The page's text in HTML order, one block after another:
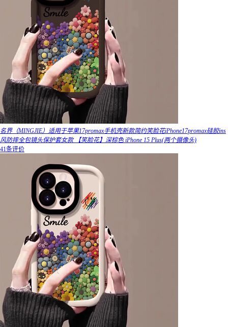
名界（MINGJIE）适用于苹果17promax手机壳新款简约笑脸花iPhone17promax硅胶ins
风防摔全包镜头保护套女款 【笑脸花】深棕色 iPhone 15 Plus(两个摄像头)
41条评价